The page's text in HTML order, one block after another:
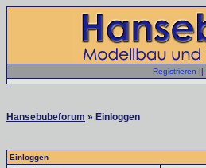
Registrieren ||
Hansebubeforum » Einloggen
Einloggen